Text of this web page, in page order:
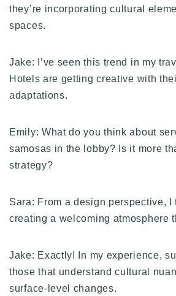
they’re incorporating cultural
spaces.
Jake: I’ve seen this trend in my
Hotels are getting creative with
adaptations.
Emily: What do you think about
samosas in the lobby? Is it more
strategy?
Sara: From a design perspective, I
creating a welcoming atmosphere
Jake: Exactly! In my experience,
those that understand cultural
surface-level changes.